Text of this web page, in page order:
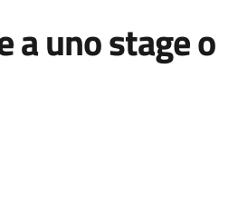
a uno stage o